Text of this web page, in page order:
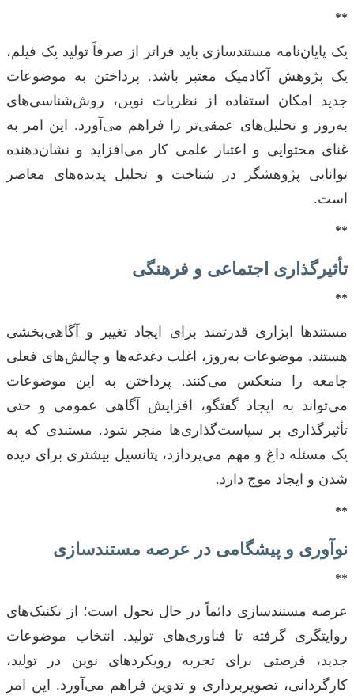
**
یک پایان‌نامه مستندسازی باید فراتر از صرفاً تولید یک فیلم،
یک پژوهش آکادمیک معتبر باشد. پرداختن به موضوعات
جدید امکان استفاده از نظریات نوین، روش‌شناسی‌های
به‌روز و تحلیل‌های عمقی‌تر را فراهم می‌آورد. این امر به
غنای محتوایی و اعتبار علمی کار می‌افزاید و نشان‌دهنده
توانایی پژوهشگر در شناخت و تحلیل پدیده‌های معاصر
است.
**
تأثیرگذاری اجتماعی و فرهنگی
**
مستندها ابزاری قدرتمند برای ایجاد تغییر و آگاهی‌بخشی
هستند. موضوعات به‌روز، اغلب دغدغه‌ها و چالش‌های فعلی
جامعه را منعکس می‌کنند. پرداختن به این موضوعات
می‌تواند به ایجاد گفتگو، افزایش آگاهی عمومی و حتی
تأثیرگذاری بر سیاست‌گذاری‌ها منجر شود. مستندی که به
یک مسئله داغ و مهم می‌پردازد، پتانسیل بیشتری برای دیده
شدن و ایجاد موج دارد.
**
نوآوری و پیشگامی در عرصه مستندسازی
**
عرصه مستندسازی دائماً در حال تحول است؛ از تکنیک‌های
روایتگری گرفته تا فناوری‌های تولید. انتخاب موضوعات
جدید، فرصتی برای تجربه رویکردهای نوین در تولید،
کارگردانی، تصویربرداری و تدوین فراهم می‌آورد. این امر